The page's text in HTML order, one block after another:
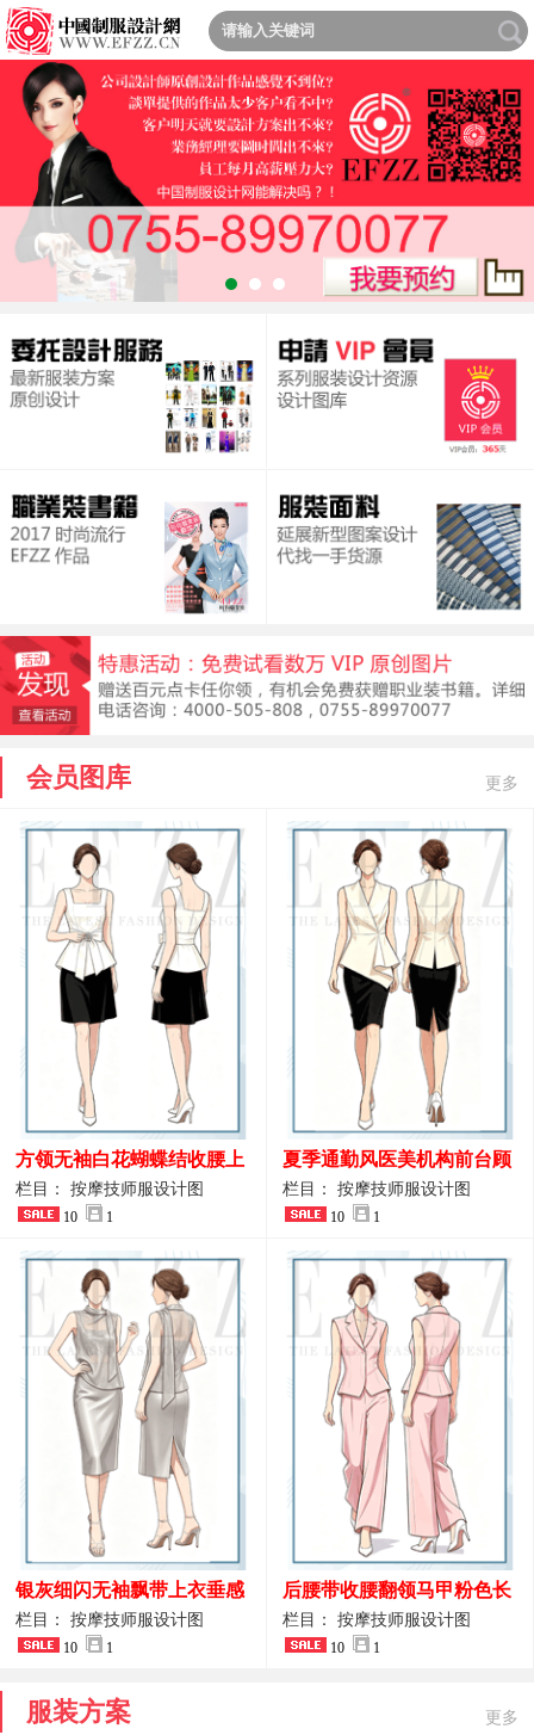
会员图库 更多
方领无袖白花蝴蝶结收腰上
衣 SPA会所接待工作制服设
计
栏目： 按摩技师服设计图
10 1
夏季通勤风医美机构前台顾
问端庄工作制服
栏目： 按摩技师服设计图
10 1
银灰细闪无袖飘带上衣垂感
开叉中长裙 星级酒店前厅礼
仪高级全套工作服
栏目： 按摩技师服设计图
10 1
后腰带收腰翻领马甲粉色长
裤套装 美容门店前台主管精
致高级工装
栏目： 按摩技师服设计图
10 1
服装方案 更多